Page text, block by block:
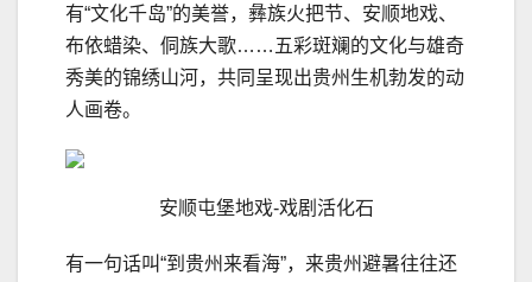
有“文化千岛”的美誉，彝族火把节、安顺地戏、
布依蜡染、侗族大歌……五彩斑斓的文化与雄奇
秀美的锦绣山河，共同呈现出贵州生机勃发的动
人画卷。
安顺屯堡地戏-戏剧活化石
有一句话叫“到贵州来看海”，来贵州避暑往往还